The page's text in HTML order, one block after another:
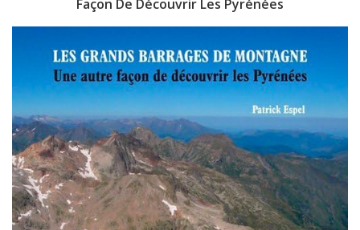
Façon De Découvrir Les Pyrénées